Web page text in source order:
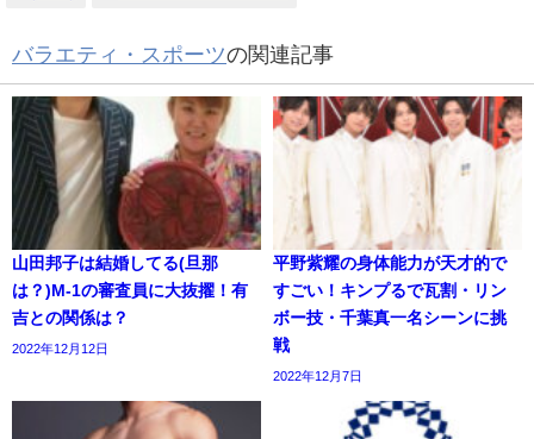
バラエティ・スポーツの関連記事
山田邦子は結婚してる(旦那
は？)M-1の審査員に大抜擢！有
吉との関係は？
2022年12月12日
平野紫耀の身体能力が天才的で
すごい！キンプるで瓦割・リン
ボー技・千葉真一名シーンに挑
戦
2022年12月7日